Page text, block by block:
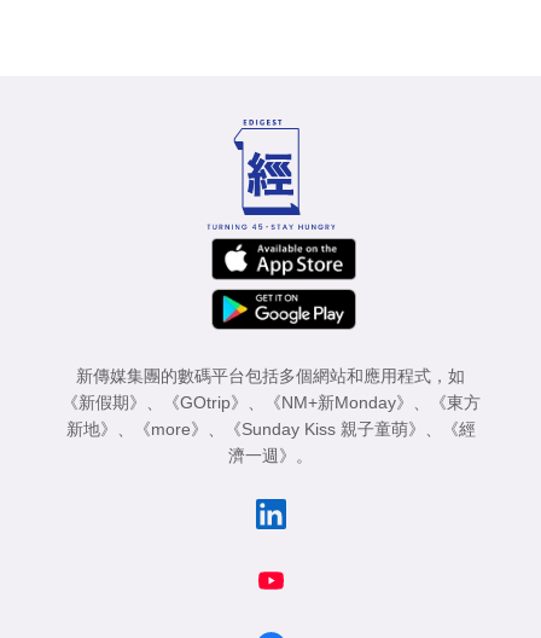
新傳媒集團的數碼平台包括多個網站和應用程式，如
《新假期》
《GOtrip》 《NM+新Monday》
《東方
新地》
《more》 《Sunday Kiss 親子童萌》
《經
濟一週》
。